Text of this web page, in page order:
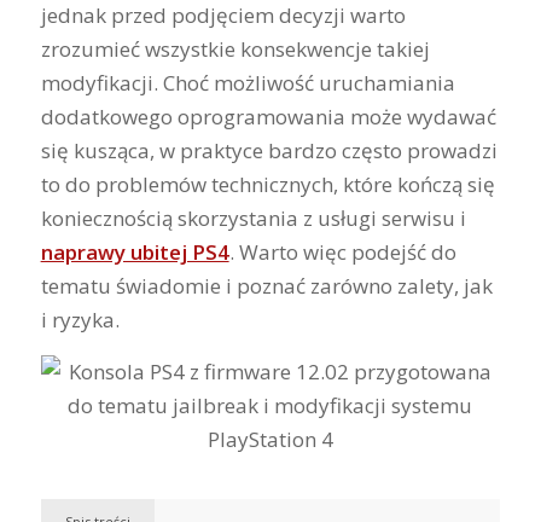
jednak przed podjęciem decyzji warto
zrozumieć wszystkie konsekwencje takiej
modyfikacji. Choć możliwość uruchamiania
dodatkowego oprogramowania może wydawać
się kusząca, w praktyce bardzo często prowadzi
to do problemów technicznych, które kończą się
koniecznością skorzystania z usługi serwisu i
naprawy ubitej PS4. Warto więc podejść do
tematu świadomie i poznać zarówno zalety, jak
i ryzyka.